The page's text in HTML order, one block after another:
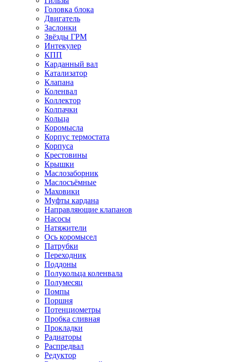
Головка блока
Двигатель
Заслонки
Звёзды ГРМ
Интекулер
КПП
Карданный вал
Катализатор
Клапана
Коленвал
Коллектор
Колпачки
Кольца
Коромысла
Корпус термостата
Корпуса
Крестовины
Крышки
Маслозаборник
Маслосъёмные
Маховики
Муфты кардана
Направляющие клапанов
Насосы
Натяжители
Ось коромысел
Патрубки
Переходник
Поддоны
Полукольца коленвала
Полумесяц
Помпы
Поршня
Потенциометры
Пробка сливная
Прокладки
Радиаторы
Распредвал
Редуктор